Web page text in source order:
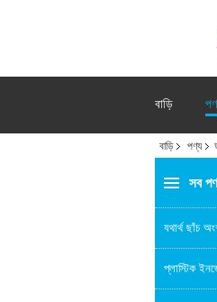
বাড়ি
বাড়ি পণ্য
সব
যথার্থ ছাঁচ
প্লাস্টিক